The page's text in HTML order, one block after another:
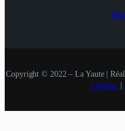
Copyright © 2022 – La Yaute |
Légales.